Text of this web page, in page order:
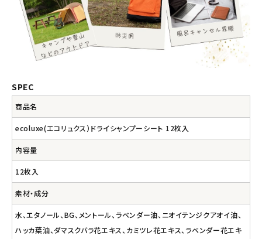
SPEC
商品名
ecoluxe(エコリュクス）ドライシャンプーシート 12枚入
内容量
12枚入
素材・成分
水、エタノール、BG、メントール、ラベンダー油、ニオイテンジクアオイ油、
ハッカ葉油、ダマスクバラ花エキス、カミツレ花エキス、ラベンダー花エキ